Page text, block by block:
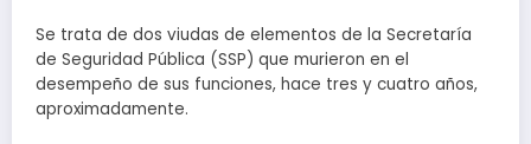
Se trata de dos viudas de elementos de la Secretaría
de Seguridad Pública (SSP) que murieron en el
desempeño de sus funciones, hace tres y cuatro años,
aproximadamente.